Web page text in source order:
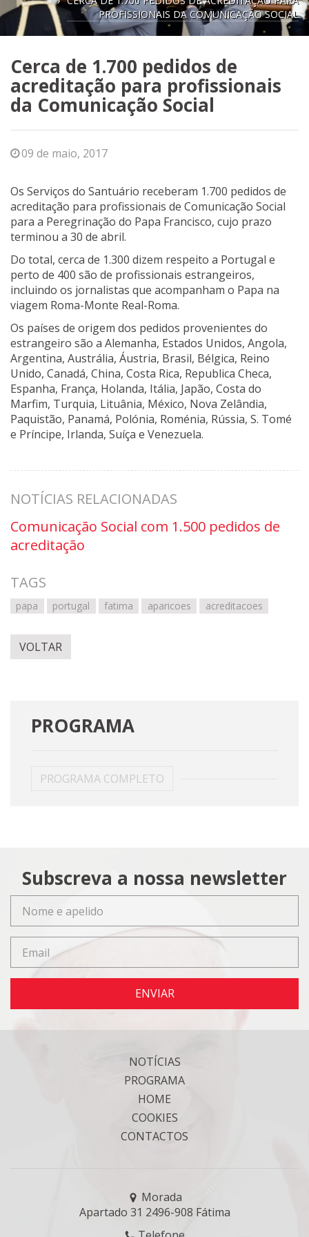
PROFISSIONAIS DA COMUNICAÇÃO SOCIAL
Cerca de 1.700 pedidos de
acreditação para profissionais
da Comunicação Social
09 de maio, 2017
Os Serviços do Santuário receberam 1.700 pedidos de
acreditação para profissionais de Comunicação Social
para a Peregrinação do Papa Francisco, cujo prazo
terminou a 30 de abril.
Do total, cerca de 1.300 dizem respeito a Portugal e
perto de 400 são de profissionais estrangeiros,
incluindo os jornalistas que acompanham o Papa na
viagem Roma-Monte Real-Roma.
Os países de origem dos pedidos provenientes do
estrangeiro são a Alemanha, Estados Unidos, Angola,
Argentina, Austrália, Áustria, Brasil, Bélgica, Reino
Unido, Canadá, China, Costa Rica, Republica Checa,
Espanha, França, Holanda, Itália, Japão, Costa do
Marfim, Turquia, Lituânia, México, Nova Zelândia,
Paquistão, Panamá, Polónia, Roménia, Rússia, S. Tomé
e Príncipe, Irlanda, Suíça e Venezuela.
NOTÍCIAS RELACIONADAS
Comunicação Social com 1.500 pedidos de
acreditação
TAGS
papa portugal fatima aparicoes acreditacoes
VOLTAR
PROGRAMA
PROGRAMA COMPLETO
Subscreva a nossa newsletter
ENVIAR
NOTÍCIAS
PROGRAMA
HOME
COOKIES
CONTACTOS
Morada
Apartado 31 2496-908 Fátima